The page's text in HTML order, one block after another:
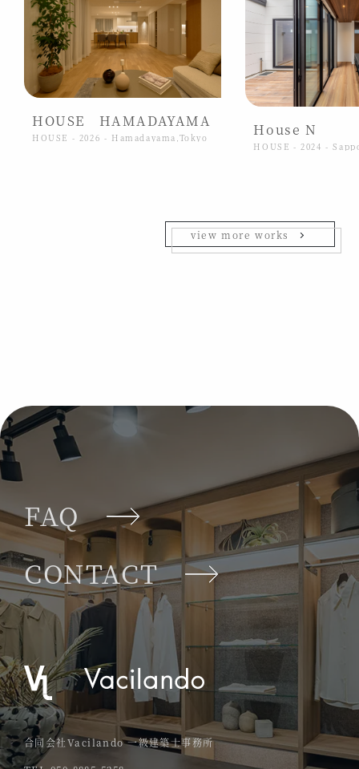
HOUSE HAMADAYAMA
HOUSE - 2026 - Hamadayama,Tokyo House N
HOUSE - 2024 -
view more works
合同会社Vacilando 一級建築士事務所
FAQ
CONTACT